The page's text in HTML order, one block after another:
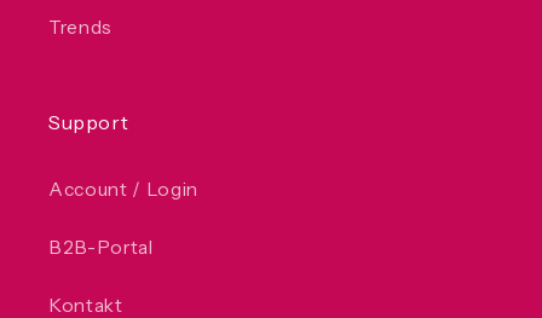
Trends
Support
Account / Login
B2B-Portal
Kontakt